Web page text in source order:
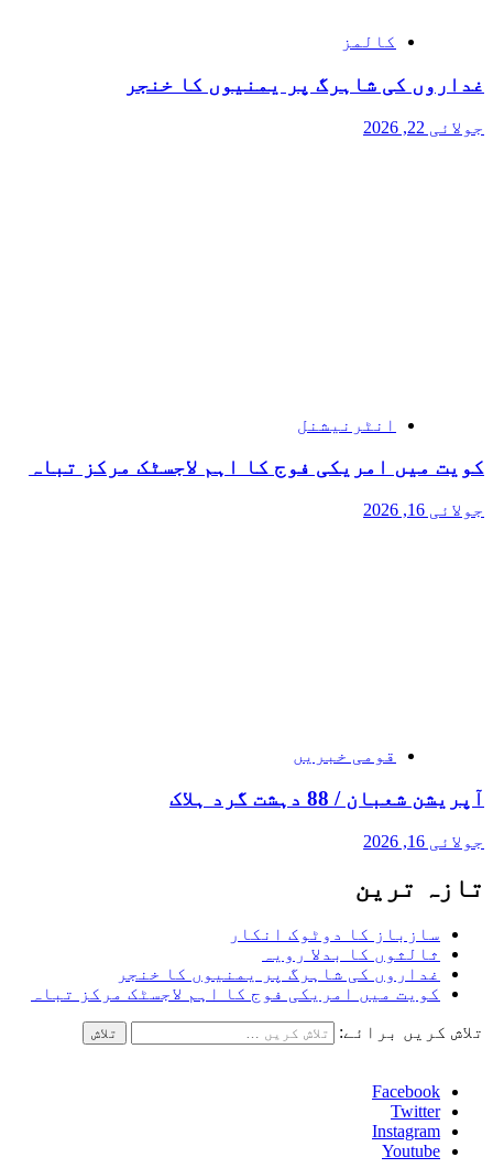
کالمز
غداروں کی شاہرگ پر یمنیوں کا خنجر
جولائی 22, 2026
انٹرنیشنل
کویت میں امریکی فوج کا اہم لاجسٹک مرکز تباہ
جولائی 16, 2026
قومی خبریں
آپریشن شعبان / 88 دہشت گرد ہلاک
جولائی 16, 2026
تازہ ترین
سازباز کا دوٹوک انکار
ثالثوں کا بدلا رویہ
غداروں کی شاہرگ پر یمنیوں کا خنجر
کویت میں امریکی فوج کا اہم لاجسٹک مرکز تباہ
تلاش کریں برائے:
Facebook
Twitter
Instagram
Youtube